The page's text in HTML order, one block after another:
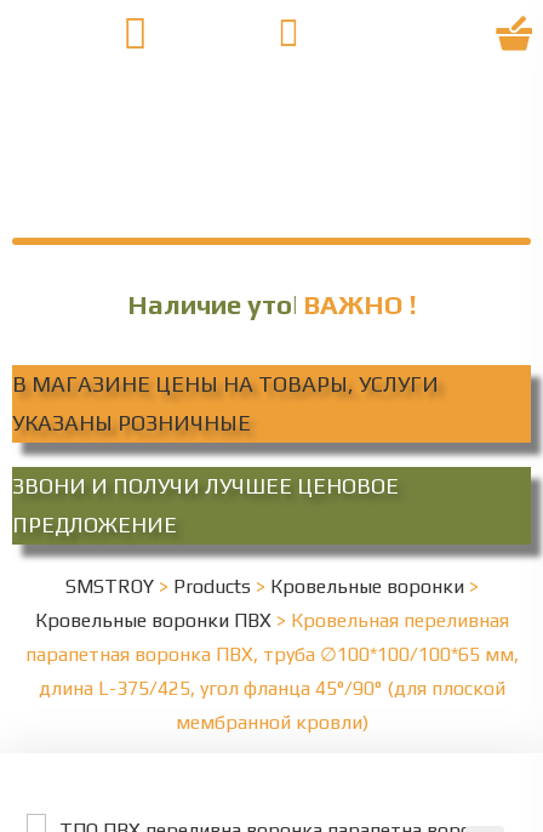
Наличие уточняйте ВАЖНО !
В МАГАЗИНЕ ЦЕНЫ НА ТОВАРЫ, УСЛУГИ
УКАЗАНЫ РОЗНИЧНЫЕ
ЗВОНИ И ПОЛУЧИ ЛУЧШЕЕ ЦЕНОВОЕ
ПРЕДЛОЖЕНИЕ
SMSTROY> Products> Кровельные воронки>
Кровельные воронки ПВХ> Кровельная переливная
парапетная воронка ПВХ, труба ∅100*100/100*65 мм,
длина L-375/425, угол фланца 45°/90° (для плоской
мембранной кровли)